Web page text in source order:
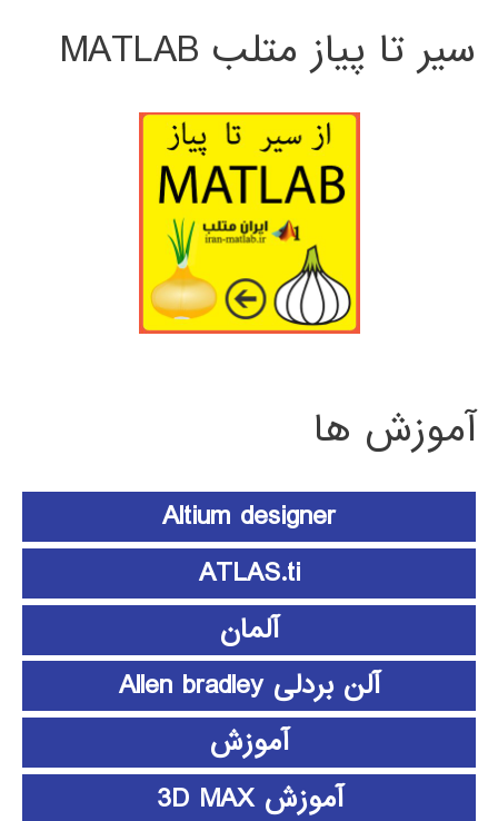
سیر تا پیاز متلب MATLAB
آموزش ها
Altium designer
ATLAS.ti
آلمان
آلن بردلی Allen bradley
آموزش
آموزش 3D MAX